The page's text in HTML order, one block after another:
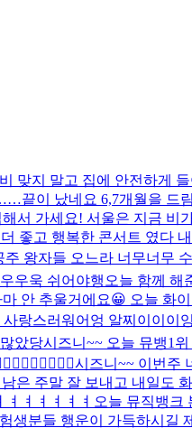
맞지 말고 집에 안전하게
끝이 났네요 6,7개월을 드
가세요! 서울은 지금 비
좋고 행복한 콘서트 였다
주 왕자들 오느라 너무너무
우욱 쉬어야행 오늘 함께 해
안 추울거에요😀 오늘 화
사랑스러워어엉 알찌이이
았당시즈니~~ 오늘 뮤뱅1
시즈니~~ 이번주
은 주말 잘 보내고 내일도
ㅕㅕㅕㅕㅕ 오늘 뮤직뱅
생분들 행운이 가득하시길